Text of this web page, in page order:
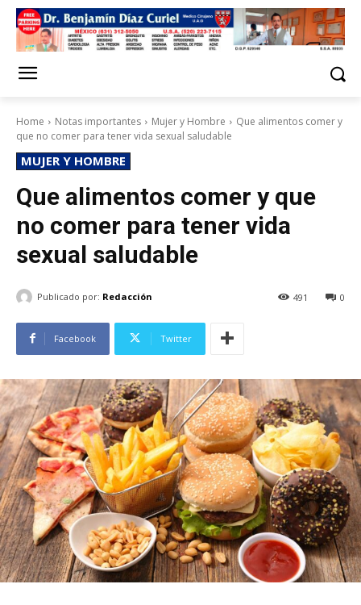
Home Notas importantes Mujer y Hombre
Que alimentos comer y
que no comer para tener vida sexual saludable
MUJER Y HOMBRE
Que alimentos comer y que
no comer para tener vida
sexual saludable
Publicado por: Redacción 0
491
Facebook Twitter